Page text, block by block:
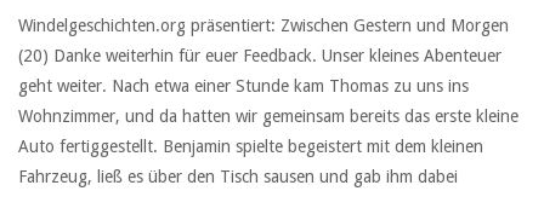
Windelgeschichten.org präsentiert: Zwischen Gestern und Morgen
(20) Danke weiterhin für euer Feedback. Unser kleines Abenteuer
geht weiter. Nach etwa einer Stunde kam Thomas zu uns ins
Wohnzimmer, und da hatten wir gemeinsam bereits das erste kleine
Auto fertiggestellt. Benjamin spielte begeistert mit dem kleinen
Fahrzeug, ließ es über den Tisch sausen und gab ihm dabei